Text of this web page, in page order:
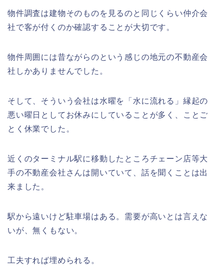
物件調査は建物そのものを見るのと同じくらい仲介会
社で客が付くのか確認することが大切です。
物件周囲には昔ながらのという感じの地元の不動産会
社しかありませんでした。
そして、そういう会社は水曜を「水に流れる」縁起の
悪い曜日としてお休みにしていることが多く、ことご
とく休業でした。
近くのターミナル駅に移動したところチェーン店等大
手の不動産会社さんは開いていて、話を聞くことは出
来ました。
駅から遠いけど駐車場はある。需要が高いとは言えな
いが、無くもない。
工夫すれば埋められる。